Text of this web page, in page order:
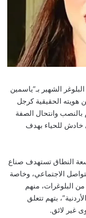
الشهير بـ”ياسمين
الحقيقية كرجل
وانتحال الصفة
خادش للحياء بهدف
النطاق تستهدف صناع
الاجتماعي، وخاصة
البلوغرات، منهم
بتهم تتعلق
غير لائق.